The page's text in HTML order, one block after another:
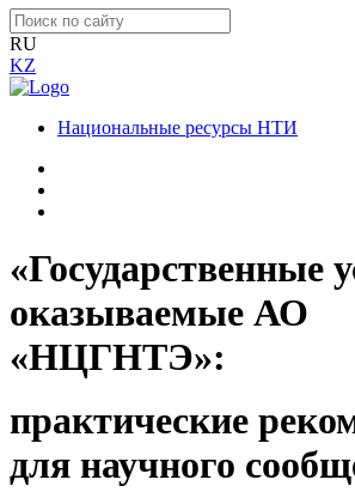
RU
KZ
Национальные ресурсы НТИ
«Государственные
оказываемые АО
«НЦГНТЭ»:
практические
для научного